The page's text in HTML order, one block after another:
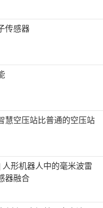
传感器
慧空压站比普通的空压站
人形机器人中的毫米波雷
器融合